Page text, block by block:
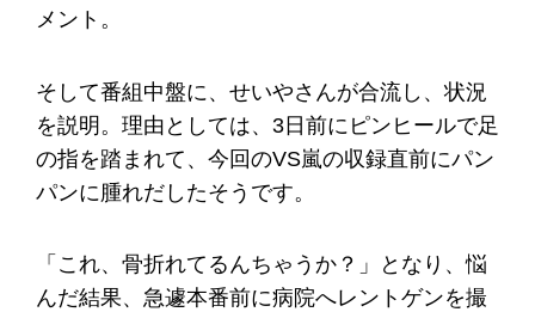
メント。
そして番組中盤に、せいやさんが合流し、状況
を説明。理由としては、3日前にピンヒールで足
の指を踏まれて、今回のVS嵐の収録直前にパン
パンに腫れだしたそうです。
「これ、骨折れてるんちゃうか？」となり、悩
んだ結果、急遽本番前に病院へレントゲンを撮